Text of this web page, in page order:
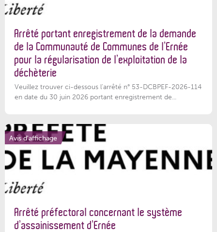
Arrêté portant enregistrement de la demande
de la Communauté de Communes de l’Ernée
pour la régularisation de l’exploitation de la
déchèterie
Veuillez trouver ci-dessous l'arrêté n° 53-DCBPEF-2026-114
en date du 30 juin 2026 portant enregistrement de...
Avis d'affichage
Arrêté préfectoral concernant le système
d’assainissement d’Ernée